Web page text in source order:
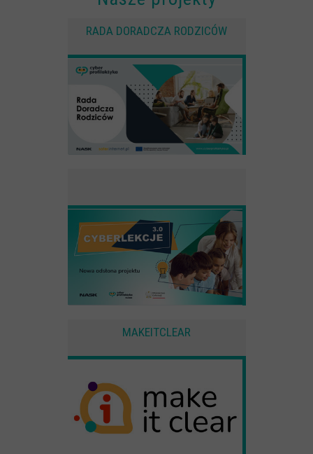
RADA DORADCZA RODZICÓW
MAKEITCLEAR